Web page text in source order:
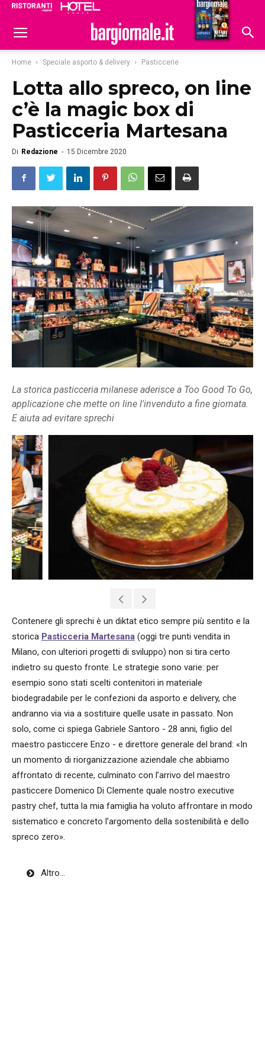
Hoteldomani
Home Speciale asporto & delivery Pasticcerie
Lotta allo spreco, on line
c’è la magic box di
Pasticceria Martesana
Di Redazione - 15 Dicembre 2020
La storica pasticceria milanese aderisce a Too Good To Go,
applicazione che mette on line l'invenduto a fine giornata.
E aiuta ad evitare sprechi
Contenere gli sprechi è un diktat etico sempre più sentito e la
storica Pasticceria Martesana (oggi tre punti vendita in
Milano, con ulteriori progetti di sviluppo) non si tira certo
indietro su questo fronte. Le strategie sono varie: per
esempio sono stati scelti contenitori in materiale
biodegradabile per le confezioni da asporto e delivery, che
andranno via via a sostituire quelle usate in passato. Non
solo, come ci spiega Gabriele Santoro - 28 anni, figlio del
maestro pasticcere Enzo - e direttore generale del brand: «In
un momento di riorganizzazione aziendale che abbiamo
affrontato di recente, culminato con l’arrivo del maestro
pasticcere Domenico Di Clemente quale nostro executive
pastry chef, tutta la mia famiglia ha voluto affrontare in modo
sistematico e concreto l’argomento della sostenibilità e dello
spreco zero».
Altro…